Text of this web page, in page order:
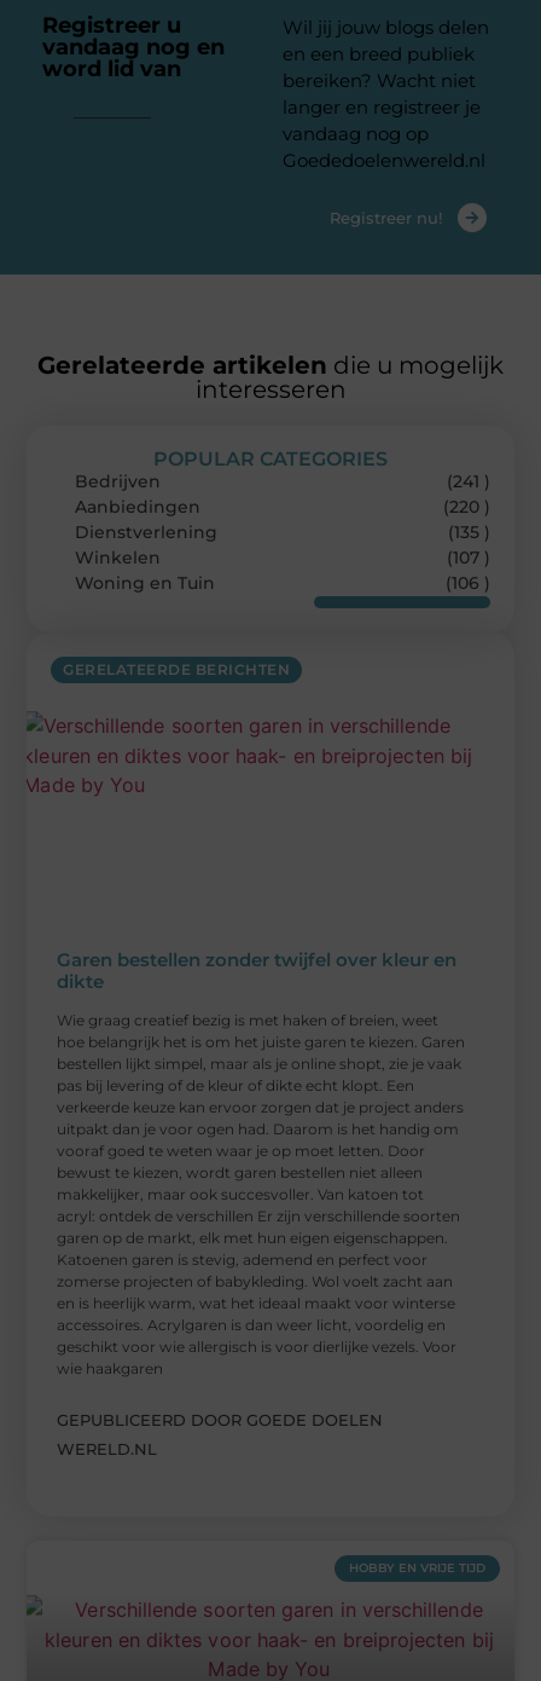
Registreer u
vandaag nog en
word lid van
Wil jij jouw blogs delen
en een breed publiek
bereiken? Wacht niet
langer en registreer je
vandaag nog op
Goededoelenwereld.nl
Registreer nu!
Gerelateerde artikelen die u mogelijk
interesseren
GERELATEERDE BERICHTEN
Garen bestellen zonder twijfel over kleur en
dikte
Wie graag creatief bezig is met haken of breien, weet
hoe belangrijk het is om het juiste garen te kiezen. Garen
bestellen lijkt simpel, maar als je online shopt, zie je vaak
pas bij levering of de kleur of dikte echt klopt. Een
verkeerde keuze kan ervoor zorgen dat je project anders
uitpakt dan je voor ogen had. Daarom is het handig om
vooraf goed te weten waar je op moet letten. Door
bewust te kiezen, wordt garen bestellen niet alleen
makkelijker, maar ook succesvoller. Van katoen tot
acryl: ontdek de verschillen Er zijn verschillende soorten
garen op de markt, elk met hun eigen eigenschappen.
Katoenen garen is stevig, ademend en perfect voor
zomerse projecten of babykleding. Wol voelt zacht aan
en is heerlijk warm, wat het ideaal maakt voor winterse
accessoires. Acrylgaren is dan weer licht, voordelig en
geschikt voor wie allergisch is voor dierlijke vezels. Voor
wie haakgaren
GEPUBLICEERD DOOR GOEDE DOELEN
WERELD.NL
POPULAR CATEGORIES
Bedrijven
(241 )
Aanbiedingen
(220 )
Dienstverlening
(135 )
Winkelen
(107 )
Woning en Tuin
(106 )
HOBBY EN VRIJE TIJD